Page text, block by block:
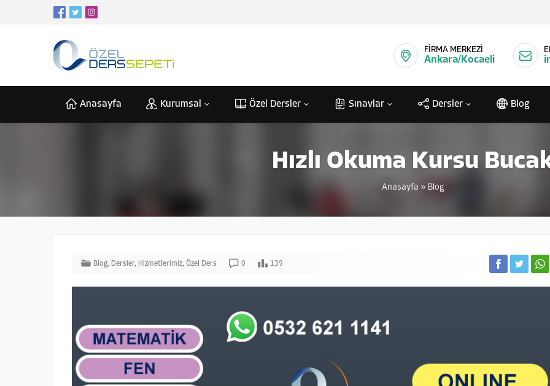
FİRMA MERKEZİ
Ankara/Kocaeli
Anasayfa Kurumsal Özel Dersler Sınavlar Dersler Blog
Hızlı Okuma Kursu
Anasayfa » Blog
Blog, Dersler, Hizmetlerimiz, Özel Ders 0 139